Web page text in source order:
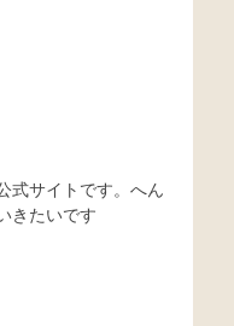
式サイトです。へん
きたいです